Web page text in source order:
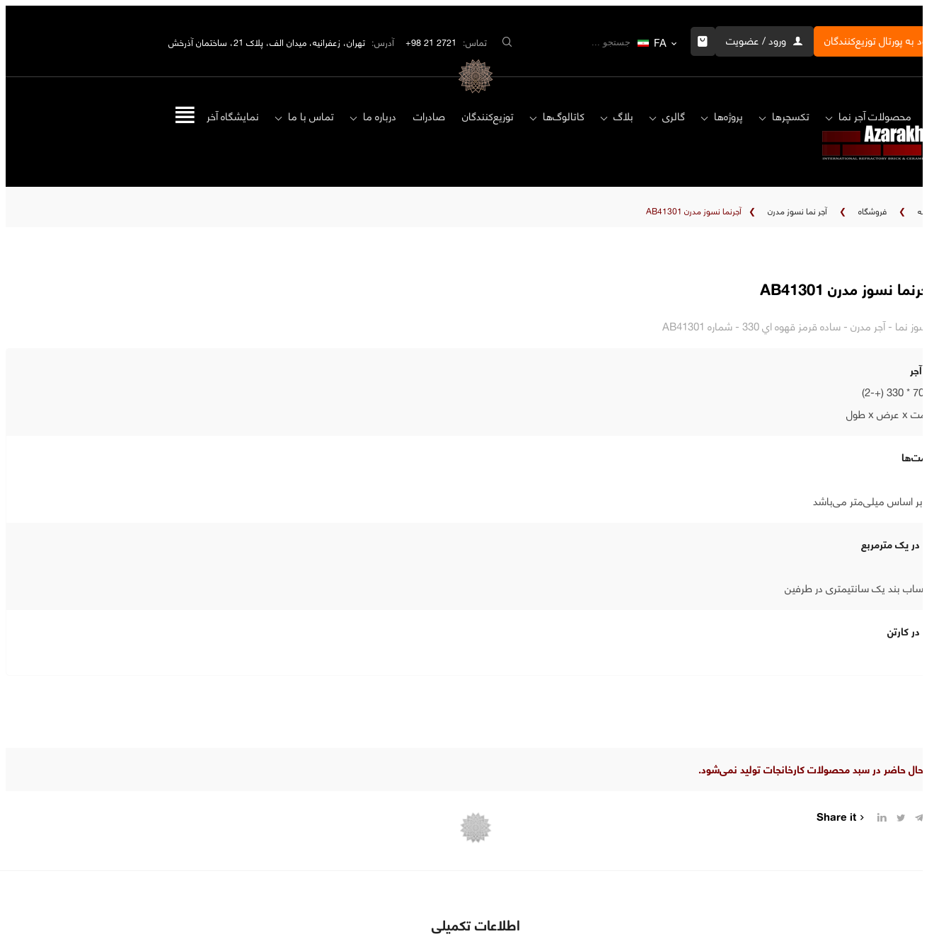
ورود به پورتال توزیع‌کنندگان ورود / عضویت FA تماس: 2721 21 98+ آدرس: تهران، زعفرانیه، میدان الف، پلاک 21، ساختمان آذرخش
محصولات آجر نما تکسچرها پروژه‌ها گالری بلاگ کاتالوگ‌ها توزیع‌کنندگان صادرات درباره ما تماس با ما نمایشگاه‌ آخر
خانه ❯ فروشگاه ❯ آجر نما نسوز مدرن ❯ آجرنما نسوز مدرن AB41301
آجرنما نسوز مدرن AB41301
آجر نسوز نما - آجر مدرن - ساده قرمز قهوه اي 330 - شماره AB41301
ابعاد آجر
ضخامت x عرض x طول
ضخامت‌ها
ابعاد بر اساس میلی‌متر می‌باشد
تعداد در یک مترمربع
با احتساب بند یک سانتیمتری در طرفین
تعداد در کارتن
در حال حاضر در سبد محصولات کارخانجات تولید نمی‌شود.
اطلاعات تکمیلی